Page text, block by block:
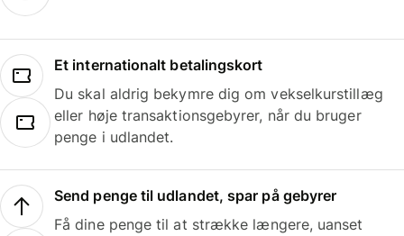
Et internationalt betalingskort
Du skal aldrig bekymre dig om vekselkurstillæg
eller høje transaktionsgebyrer, når du bruger
penge i udlandet.
Send penge til udlandet, spar på gebyrer
Få dine penge til at strække længere, uanset